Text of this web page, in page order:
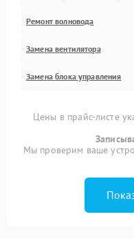
Ремонт волновода
Замена вентилятора
Замена блока управления
Цены в прайс-листе
Мы проверим ваше